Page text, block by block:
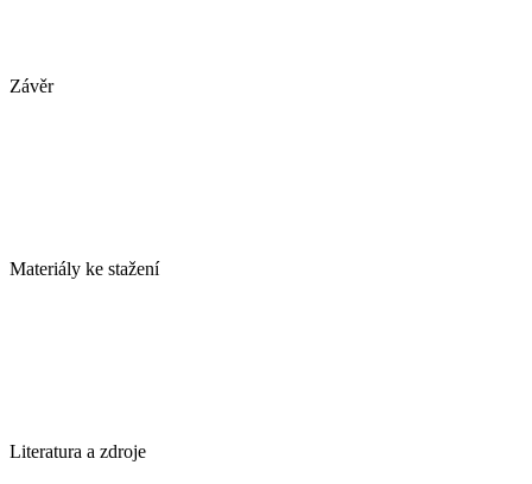
Závěr
Materiály ke stažení
Literatura a zdroje